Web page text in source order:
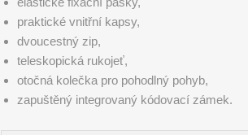
praktické vnitřní kapsy,
dvoucestný zip,
teleskopická rukojeť,
otočná kolečka pro pohodlný pohyb,
zapuštěný integrovaný kódovací zámek.